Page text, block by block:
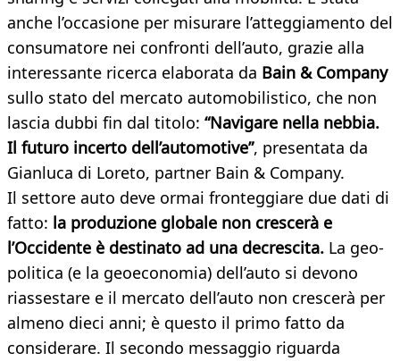
anche l’occasione per misurare l’atteggiamento del
consumatore nei confronti dell’auto, grazie alla
interessante ricerca elaborata da Bain & Company
sullo stato del mercato automobilistico, che non
lascia dubbi fin dal titolo: “Navigare nella nebbia.
Il futuro incerto dell’automotive”, presentata da
Gianluca di Loreto, partner Bain & Company.
Il settore auto deve ormai fronteggiare due dati di
fatto: la produzione globale non crescerà e
l’Occidente è destinato ad una decrescita. La geo-
politica (e la geoeconomia) dell’auto si devono
riassestare e il mercato dell’auto non crescerà per
almeno dieci anni; è questo il primo fatto da
considerare. Il secondo messaggio riguarda